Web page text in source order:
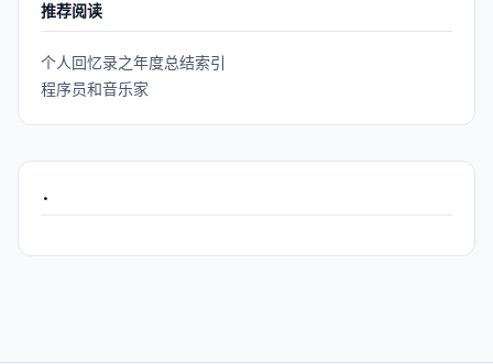
推荐阅读
个人回忆录之年度总结索引
程序员和音乐家
.